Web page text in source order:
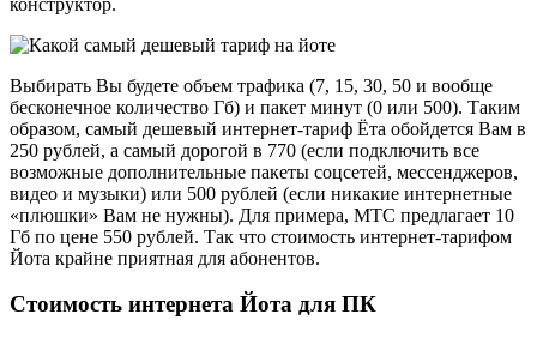
Выбирать Вы будете объем трафика (7, 15, 30, 50 и вообще
бесконечное количество Гб) и пакет минут (0 или 500). Таким
образом, самый дешевый интернет-тариф Ёта обойдется Вам в
250 рублей, а самый дорогой в 770 (если подключить все
возможные дополнительные пакеты соцсетей, мессенджеров,
видео и музыки) или 500 рублей (если никакие интернетные
«плюшки» Вам не нужны). Для примера, МТС предлагает 10
Гб по цене 550 рублей. Так что стоимость интернет-тарифом
Йота крайне приятная для абонентов.
Стоимость интернета Йота для ПК